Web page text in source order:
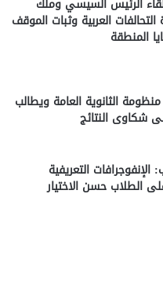
العربية وثبات الموقف
المنطقة
الثانوية العامة ويطالب
شكاوى النتائج
التعريفية
الطلاب حسن الاختيار